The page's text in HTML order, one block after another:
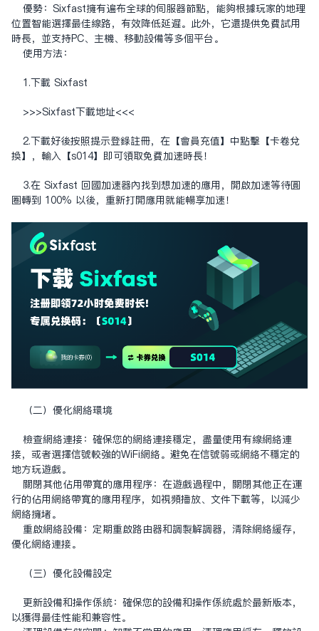
優勢：Sixfast擁有遍布全球的伺服器節點，能夠根據玩家的地理
位置智能選擇最佳線路，有效降低延遲。此外，它還提供免費試用
時長，並支持PC、主機、移動設備等多個平台。
使用方法：
1.下載 Sixfast
>>>Sixfast下载地址<<<
2.下載好後按照提示登錄註冊，在【會員充值】中點擊【卡卷兌
換】，輸入【s014】即可領取免費加速時長！
3.在 Sixfast 回國加速器內找到想加速的應用，開啟加速等待圓
圈轉到 100% 以後，重新打開應用就能暢享加速！
（二）優化網絡環境
檢查網絡連接：確保您的網絡連接穩定，盡量使用有線網絡連
接，或者選擇信號較強的WiFi網絡。避免在信號弱或網絡不穩定的
地方玩遊戲。
關閉其他佔用帶寬的應用程序：在遊戲過程中，關閉其他正在運
行的佔用網絡帶寬的應用程序，如視頻播放、文件下載等，以減少
網絡擁堵。
重啟網絡設備：定期重啟路由器和調製解調器，清除網絡緩存，
優化網絡連接。
（三）優化設備設定
更新設備和操作系統：確保您的設備和操作系統處於最新版本，
以獲得最佳性能和兼容性。